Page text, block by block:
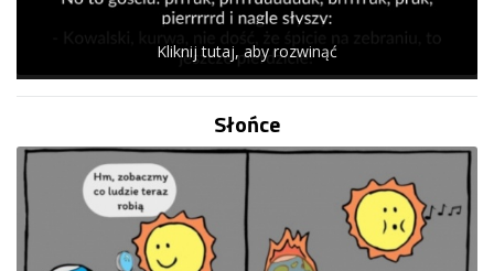
Kliknij tutaj, aby rozwinąć
Słońce